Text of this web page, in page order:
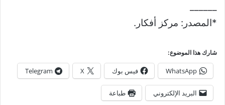
*المصدر: مركز أفكار.
شارك هذا الموضوع:
WhatsApp فيس بوك X
Telegram
البريد الإلكتروني طباعة